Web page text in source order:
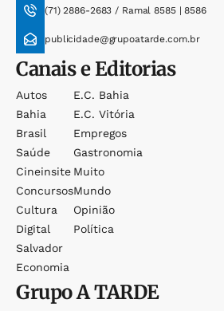
(71) 2886-2683 / Ramal 8585 | 8586
publicidade@grupoatarde.com.br
Canais e Editorias
Autos
Bahia
Brasil
Saúde
Cineinsite
Concursos
Cultura
Digital
Salvador
Economia
E.c. Bahia
E.c. Vitória
Empregos
Gastronomia
Muito
Mundo
Opinião
Política
GrupoA TARDE